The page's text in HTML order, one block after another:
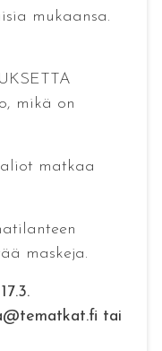
mukaansa.
mikä on
matkaa
maskeja.
tai